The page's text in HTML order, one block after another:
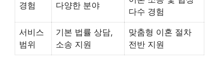
경험 다양한 분야
다수 경험
서비스
범위
기본 법률 상담,
소송 지원
맞춤형 이혼 절차
전반 지원